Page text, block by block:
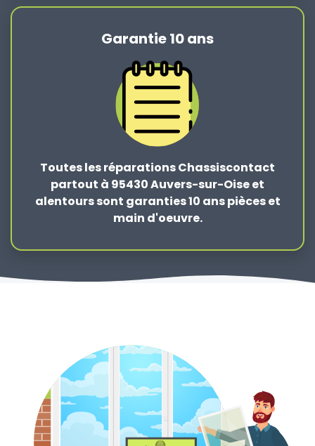
Garantie 10 ans
Toutes les réparations Chassiscontact
partout à 95430 Auvers-sur-Oise et
alentours sont garanties 10 ans pièces et
main d'oeuvre.